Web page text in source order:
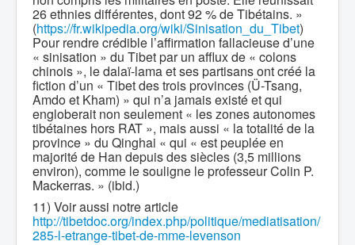
26 ethnies différentes, dont 92 % de Tibétains. »
(https://fr.wikipedia.org/wiki/Sinisation_du_Tibet)
Pour rendre crédible l’affirmation fallacieuse d’une
« sinisation » du Tibet par un afflux de « colons
chinois », le dalaï-lama et ses partisans ont créé la
fiction d’un « Tibet des trois provinces (Ü-Tsang,
Amdo et Kham) » qui n’a jamais existé et qui
engloberait non seulement « les zones autonomes
tibétaines hors RAT », mais aussi « la totalité de la
province » du Qinghai « qui « est peuplée en
majorité de Han depuis des siècles (3,5 millions
environ), comme le souligne le professeur Colin P.
Mackerras. » (ibid.)
11) Voir aussi notre article
http://tibetdoc.org/index.php/politique/mediatisation/
285-l-etrange-tibet-de-mme-levenson